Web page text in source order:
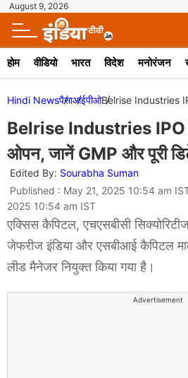
August 9, 2026
होम वीडियो भारत विदेश मनोरंजन
Hindi NewsपैसाआईपीओBelrise Industries
Belrise Industries IPO
ओपन, जानें GMP और पूरी
Edited By: Sourabha Suman
Published : May 21, 2025 10:54 am
2025 10:54 am IST
एक्सिस कैपिटल, एचएसबीसी
जेफरीज इंडिया और एसबीआई कैपिटल
लीड मैनेजर नियुक्त किया गया है।
Advertisement